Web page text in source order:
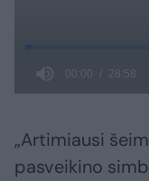
„Artimiausi
pasveikino